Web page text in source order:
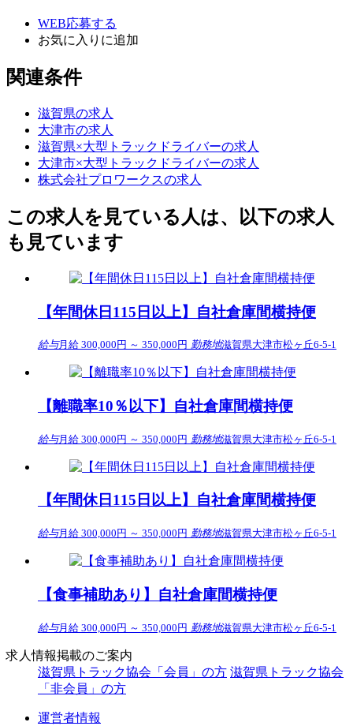
WEB応募する
お気に入り に追加
関連条件
滋賀県の求人
大津市の求人
滋賀県×大型トラックドライバーの求人
大津市×大型トラックドライバーの求人
株式会社プロワークスの求人
この求人を見ている人は、以下の求人
も見ています
【年間休日115日以上】自社倉庫間横持便
給与月給 300,000円 ～ 350,000円 勤務地滋賀県大津市松ヶ丘6-5-1
【離職率10％以下】自社倉庫間横持便
給与月給 300,000円 ～ 350,000円 勤務地滋賀県大津市松ヶ丘6-5-1
【年間休日115日以上】自社倉庫間横持便
給与月給 300,000円 ～ 350,000円 勤務地滋賀県大津市松ヶ丘6-5-1
【食事補助あり】自社倉庫間横持便
給与月給 300,000円 ～ 350,000円 勤務地滋賀県大津市松ヶ丘6-5-1
求人情報掲載のご案内
滋賀県トラック協会「会員」の方 滋賀県トラック協会
「非会員」の方
運営者情報